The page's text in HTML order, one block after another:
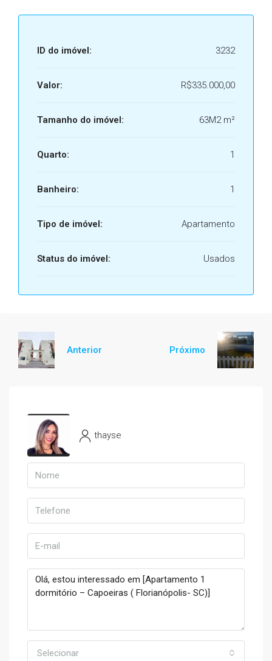
ID do imóvel: 3232
Valor: R$335.000,00
Tamanho do imóvel: 63M2 m²
Quarto: 1
Banheiro: 1
Tipo de imóvel: Apartamento
Status do imóvel: Usados
Anterior Próximo
thayse
Selecionar